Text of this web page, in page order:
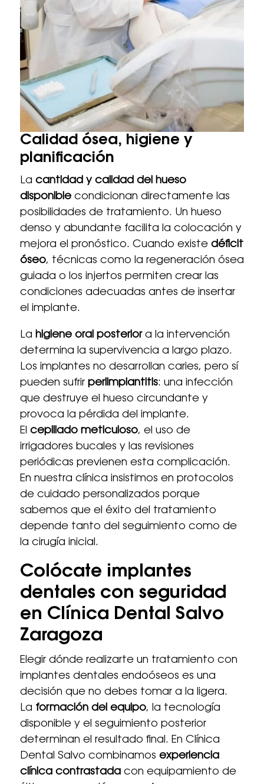
Calidad ósea, higiene y
planificación
La cantidad y calidad del hueso
disponiblecondicionan directamente las
posibilidades de tratamiento. Un hueso
denso y abundante facilita la colocación y
mejora el pronóstico. Cuando existe déficit
óseo, técnicas como la regeneración ósea
guiada o los injertos permiten crear las
condiciones adecuadas antes de insertar
el implante.
La higiene oral posteriora la intervención
determina la supervivencia a largo plazo.
Los implantes no desarrollan caries, pero sí
pueden sufrir periimplantitis: una infección
que destruye el hueso circundante y
provoca la pérdida del implante.
El cepillado meticuloso, el uso de
irrigadores bucales y las revisiones
periódicas previenen esta complicación.
En nuestra clínica insistimos en protocolos
de cuidado personalizados porque
sabemos que el éxito del tratamiento
depende tanto del seguimiento como de
la cirugía inicial.
Colócate implantes
dentales con seguridad
en Clínica Dental Salvo
Zaragoza
Elegir dónde realizarte un tratamiento con
implantes dentales endoóseos es una
decisión que no debes tomar a la ligera.
La formación del equipo, la tecnología
disponible y el seguimiento posterior
determinan el resultado final. En Clínica
Dental Salvo combinamos experiencia
clínica contrastadacon equipamiento de